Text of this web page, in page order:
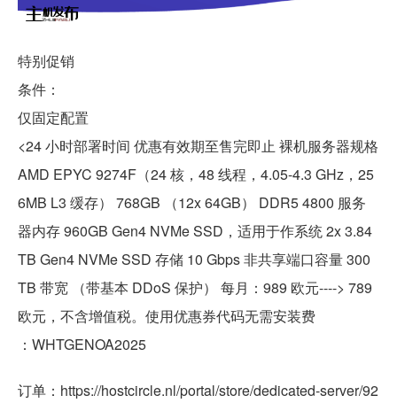
特别促销
条件：
仅固定配置
<24 小时部署时间 优惠有效期至售完即止 裸机服务器规格
AMD EPYC 9274F（24 核，48 线程，4.05-4.3 GHz，25
6MB L3 缓存） 768GB （12x 64GB） DDR5 4800 服务
器内存 960GB Gen4 NVMe SSD，适用于作系统 2x 3.84
TB Gen4 NVMe SSD 存储 10 Gbps 非共享端口容量 300
TB 带宽 （带基本 DDoS 保护） 每月：989 欧元----> 789
欧元，不含增值税。使用优惠券代码无需安装费
：WHTGENOA2025
订单：https://hostcircle.nl/portal/store/dedicated-server/92